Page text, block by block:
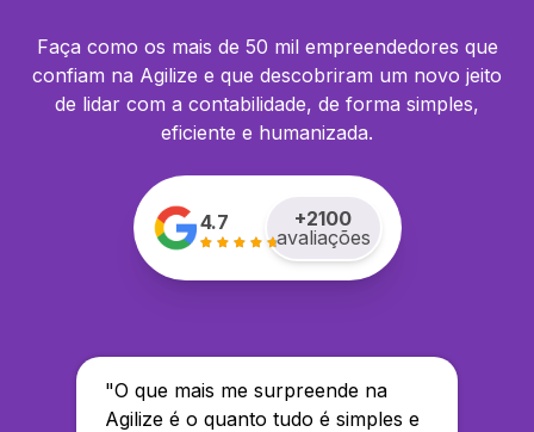
Faça como os mais de 50 mil empreendedores que
confiam na Agilize e que descobriram um novo jeito
de lidar com a contabilidade, de forma simples,
eficiente e humanizada.
4.7 +2100
avaliações
"O que mais me surpreende na
Agilize é o quanto tudo é simples e